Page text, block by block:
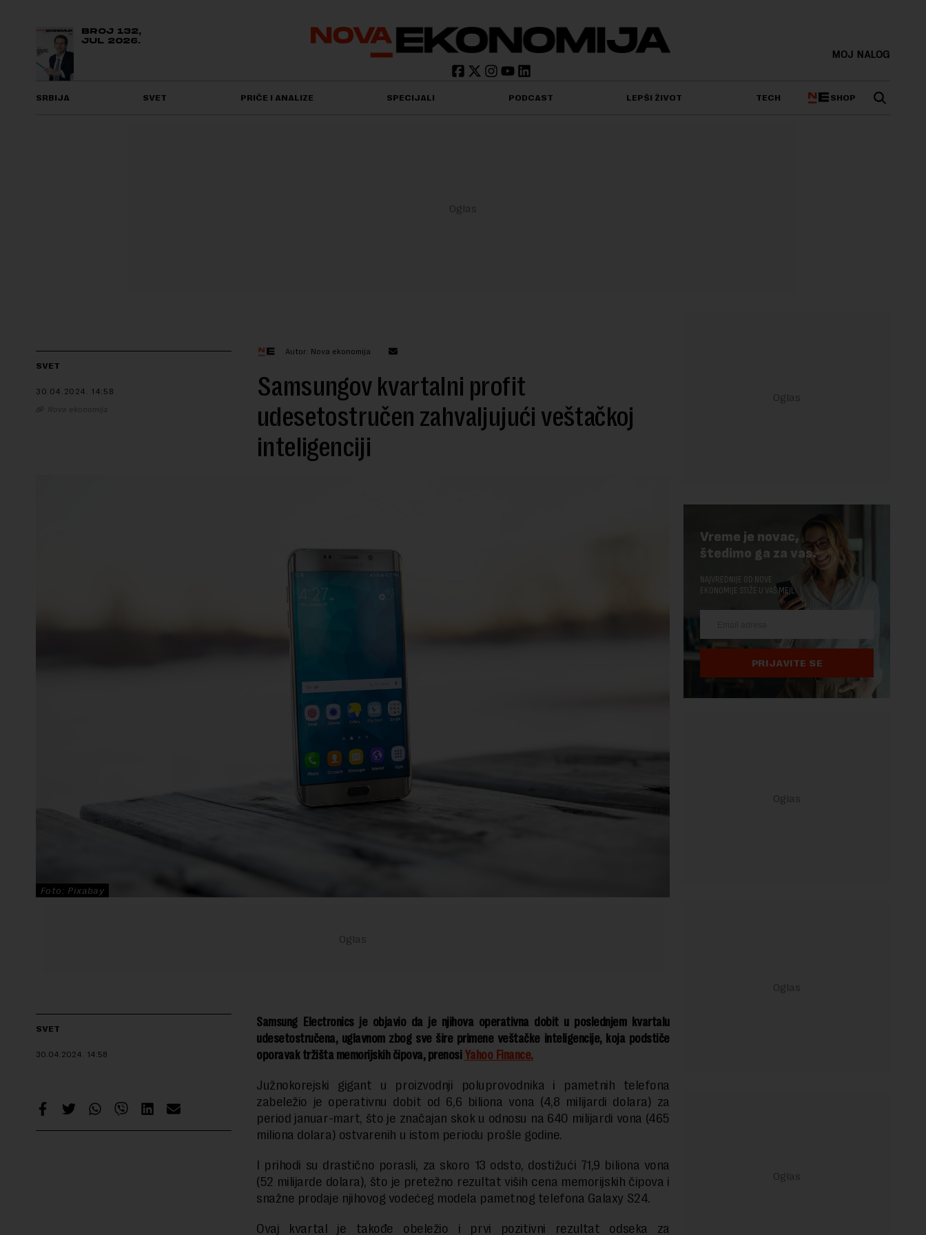
BROJ 132,
JUL 2026.
MOJ NALOG
SRBIJA SVET PRIČE I ANALIZE SPECIJALI PODCAST LEPŠI ŽIVOT TECH SHOP
SVET
30.04.2024. 14:58
Nova ekonomija
Autor: Nova ekonomija
Samsungov kvartalni profit
udesetostručen zahvaljujući veštačkoj
inteligenciji
Foto: Pixabay
SVET
30.04.2024. 14:58
Samsung Electronics je objavio da je njihova operativna dobit u poslednjem kvartalu
udesetostručena, uglavnom zbog sve šire primene veštačke inteligencije, koja podstiče
oporavak tržišta memorijskih čipova, prenosi Yahoo Finance.
Južnokorejski gigant u proizvodnji poluprovodnika i pametnih telefona
zabeležio je operativnu dobit od 6,6 biliona vona (4,8 milijardi dolara) za
period januar-mart, što je značajan skok u odnosu na 640 milijardi vona (465
miliona dolara) ostvarenih u istom periodu prošle godine.
I prihodi su drastično porasli, za skoro 13 odsto, dostižući 71,9 biliona vona
(52 milijarde dolara), što je pretežno rezultat viših cena memorijskih čipova i
snažne prodaje njihovog vodećeg modela pametnog telefona Galaxy S24.
Ovaj kvartal je takođe obeležio i prvi pozitivni rezultat odseka za
Vreme je novac,
štedimo ga za vas.
NAJVREDNIJE OD NOVE
EKONOMIJE STIŽE U VAŠ MEJL.
PRIJAVITE SE